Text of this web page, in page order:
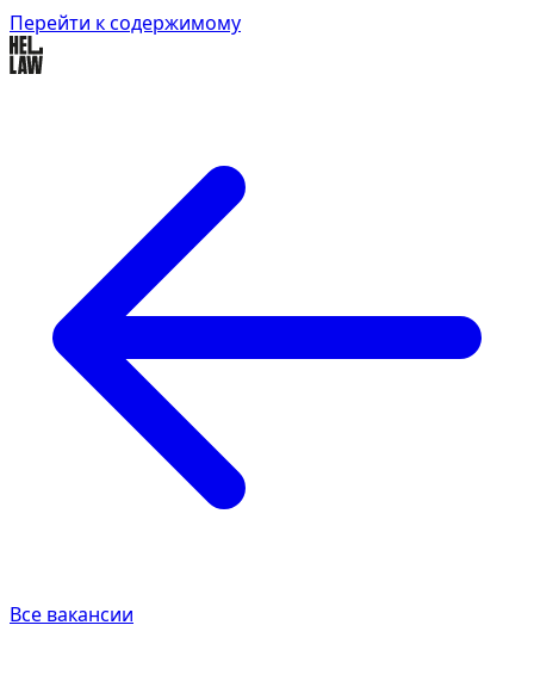
Перейти к содержимому
Все вакансии